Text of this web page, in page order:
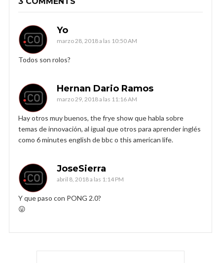
Yo
marzo 28, 2018 a las 10:50 AM
Todos son rolos?
Hernan Dario Ramos
marzo 29, 2018 a las 11:16 AM
Hay otros muy buenos, the frye show que habla sobre
temas de innovación, al igual que otros para aprender inglés
como 6 minutes english de bbc o this american life.
JoseSierra
abril 8, 2018 a las 1:14 PM
Y que paso con PONG 2.0?
😛